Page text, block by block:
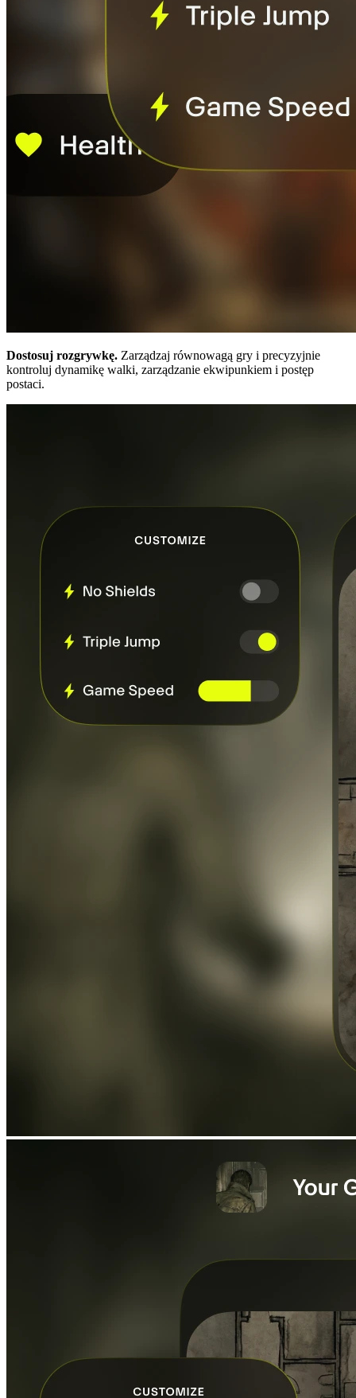
Dostosuj rozgrywkę. Zarządzaj równowagą gry i precyzyjnie
kontroluj dynamikę walki, zarządzanie ekwipunkiem i postęp
postaci.